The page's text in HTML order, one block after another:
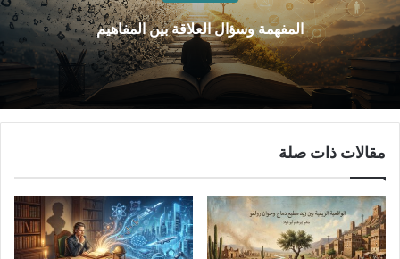
المفهمة وسؤال العلاقة بين المفاهيم
مقالات ذات صلة